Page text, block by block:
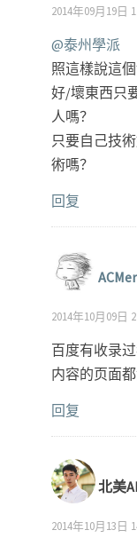
2014年09月19日
@泰州學派
照這樣說這
好/壞東西只
人嗎？
只要自己技
術嗎？
回复
ACMer
2014年10月09日
百度有收录
内容的页面
回复
北美AI
2014年10月13日